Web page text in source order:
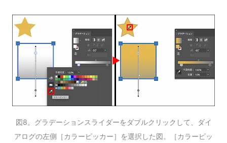
図8。グラデーションスライダーをダブルクリックして、ダイ
アログの左側［カラーピッカー］を選択した図。［カラーピッ